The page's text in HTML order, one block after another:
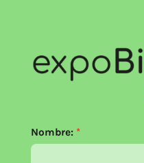
Nombre: